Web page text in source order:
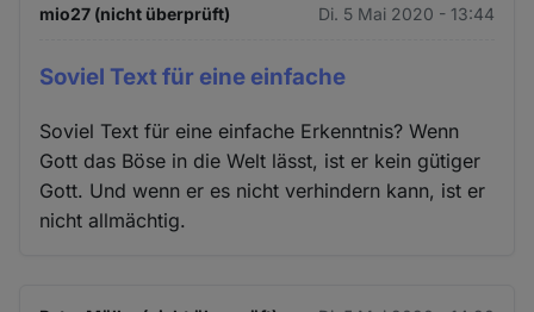
mio27 (nicht überprüft) Di. 5 Mai 2020 - 13:44
Soviel Text für eine einfache
Soviel Text für eine einfache Erkenntnis? Wenn
Gott das Böse in die Welt lässt, ist er kein gütiger
Gott. Und wenn er es nicht verhindern kann, ist er
nicht allmächtig.